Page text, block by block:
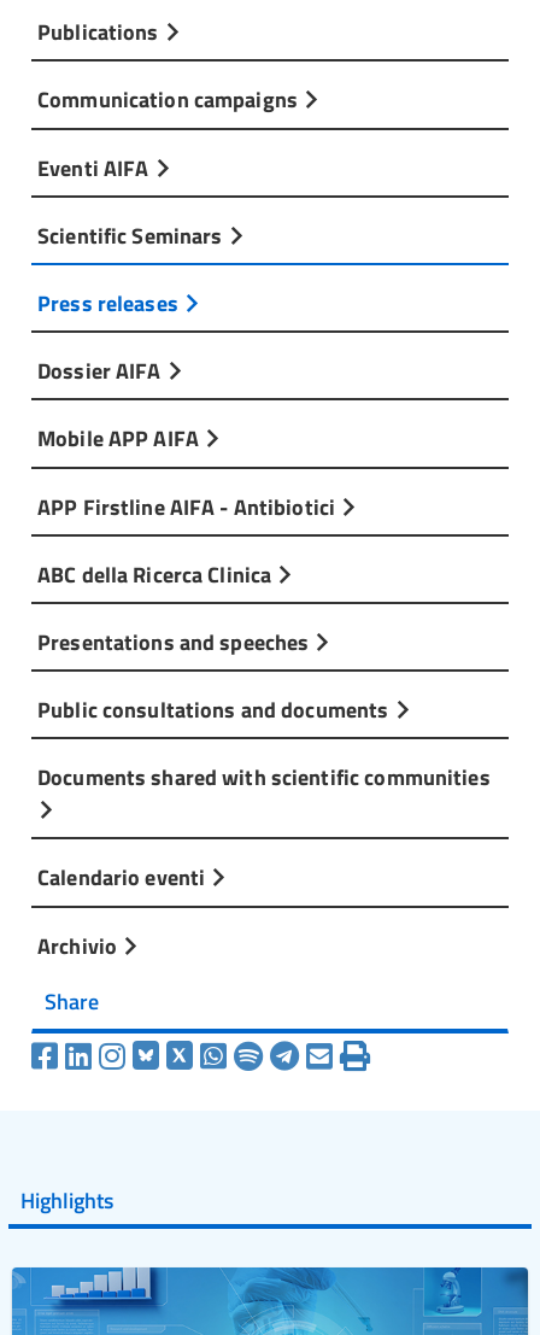
Publications
Communication campaigns
Eventi AIFA
Scientific Seminars
Press releases
Dossier AIFA
Mobile APP AIFA
APP Firstline AIFA - Antibiotici
ABC della Ricerca Clinica
Presentations and speeches
Public consultations and documents
Documents shared with scientific communities
Calendario eventi
Archivio
Share
Highlights